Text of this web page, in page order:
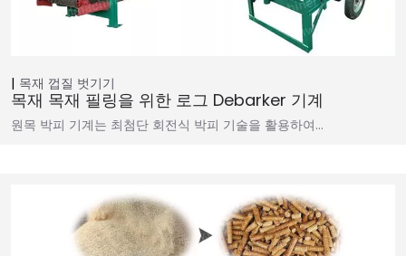
목재 껍질 벗기기
목재 목재 필링을 위한 로그 Debarker 기계
원목 박피 기계는 최첨단 회전식 박피 기술을 활용하여…